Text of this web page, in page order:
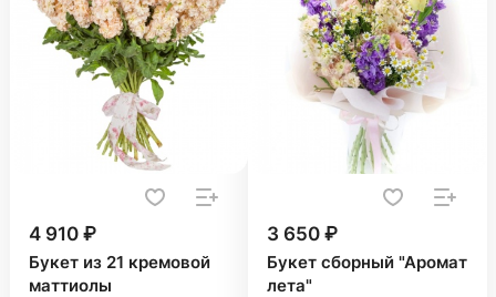
4 910 ₽
Букет из 21 кремовой
маттиолы
3 650 ₽
Букет сборный "Аромат
лета"